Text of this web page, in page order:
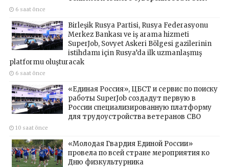
6 saat önce
Birleşik Rusya Partisi, Rusya Federasyonu
Merkez Bankası ve iş arama hizmeti
SuperJob, Sovyet Askeri Bölgesi gazilerinin
istihdamı için Rusya’da ilk uzmanlaşmış
platformu oluşturacak
6 saat önce
«Единая Россия», ЦБСТ и сервис по поиску
работы SuperJob создадут первую в
России специализированную платформу
для трудоустройства ветеранов СВО
10 saat önce
«Молодая Гвардия Единой России»
провела по всей стране мероприятия ко
Дню физкультурника